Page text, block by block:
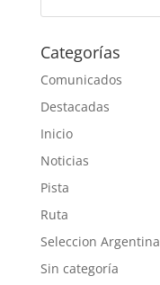
Categorías
Comunicados
Destacadas
Inicio
Noticias
Pista
Ruta
Seleccion Argentina
Sin categoría